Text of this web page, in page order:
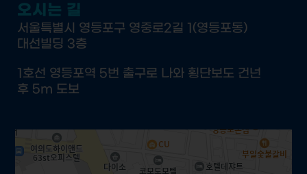
오시는 길
서울특별시 영등포구 영중로2길 1(영등포동)
대선빌딩 3층
1호선 영등포역 5번 출구로 나와 횡단보도 건넌
후 5m 도보